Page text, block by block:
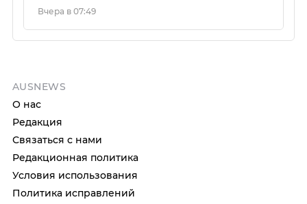
Вчера в 07:49
AUSNEWS
О нас
Редакция
Связаться с нами
Редакционная политика
Условия использования
Политика исправлений